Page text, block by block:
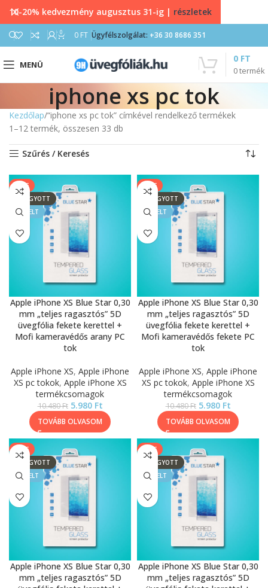
0 0 FT Ügyfélszolgálat: +36 30 8686 351
MENÜ
0termék
0 FT
iphone xs pc tok
Kezdőlap “iphone xs pc tok” címkével rendelkező termékek
1–12 termék, összesen 33 db
Szűrés / Keresés
SALE
ELFOGYOTT
KIEMELT
Apple iPhone XS Blue Star 0,30
mm „teljes ragasztós” 5D
üvegfólia fekete kerettel +
Mofi kameravédős arany PC
tok
Apple iPhone XS, Apple iPhone
XS pc tokok, Apple iPhone XS
termékcsomagok
10.480Ft 5.980 Ft
TOVÁBB OLVASOM
SALE
ELFOGYOTT
KIEMELT
Apple iPhone XS Blue Star 0,30
mm „teljes ragasztós” 5D
üvegfólia fekete kerettel +
Mofi kameravédős fekete PC
tok
Apple iPhone XS, Apple iPhone
XS pc tokok, Apple iPhone XS
termékcsomagok
10.480Ft 5.980 Ft
TOVÁBB OLVASOM
SALE
ELFOGYOTT
KIEMELT
Apple iPhone XS Blue Star 0,30
mm „teljes ragasztós” 5D
SALE
ELFOGYOTT
KIEMELT
Apple iPhone XS Blue Star 0,30
mm „teljes ragasztós” 5D
10-20% kedvezmény augusztus 31-ig | részletek